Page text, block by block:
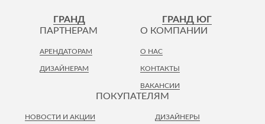
ГРАНД ГРАНД ЮГ
ПОКУПАТЕЛЯМ
НОВОСТИ И АКЦИИ ДИЗАЙНЕРЫ
ПАРТНЕРАМ
АРЕНДАТОРАМ
ДИЗАЙНЕРАМ
О КОМПАНИИ
О НАС
КОНТАКТЫ
ВАКАНСИИ